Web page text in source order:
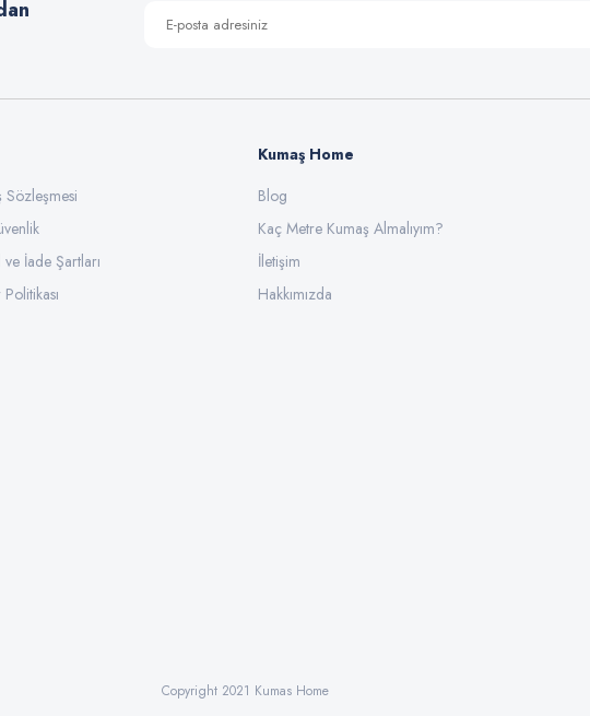
Gönder
Sözleşmesi
İade Şartları
Kumaş Home
Blog
Kaç Metre Kumaş Almalıyım?
İletişim
Hakkımızda
Copyright 2021 Kumas Home